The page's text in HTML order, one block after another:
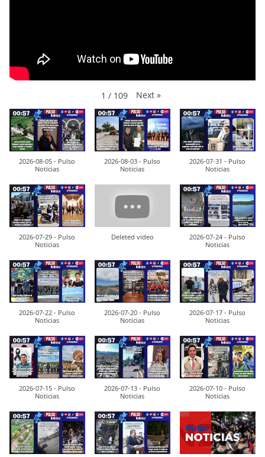
1 / 109 Next »
2026-08-05 - Pulso
Noticias
2026-08-03 - Pulso
Noticias
2026-07-31 - Pulso
Noticias
2026-07-29 - Pulso
Noticias
Deleted video
2026-07-24 - Pulso
Noticias
2026-07-22 - Pulso
Noticias
2026-07-20 - Pulso
Noticias
2026-07-17 - Pulso
Noticias
2026-07-15 - Pulso
Noticias
2026-07-13 - Pulso
Noticias
2026-07-10 - Pulso
Noticias